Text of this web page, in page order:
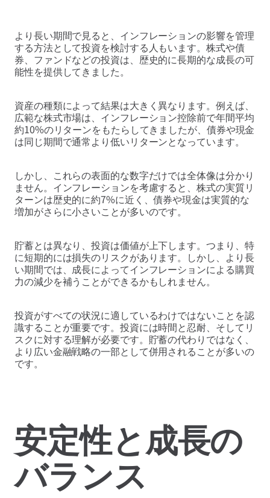
より長い期間で見ると、インフレーションの影響を管理
する方法として投資を検討する人もいます。株式や債
券、ファンドなどの投資は、歴史的に長期的な成長の可
能性を提供してきました。
資産の種類によって結果は大きく異なります。例えば、
広範な株式市場は、インフレーション控除前で年間平均
約10%のリターンをもたらしてきましたが、債券や現金
は同じ期間で通常より低いリターンとなっています。
しかし、これらの表面的な数字だけでは全体像は分かり
ません。インフレーションを考慮すると、株式の実質リ
ターンは歴史的に約7%に近く、債券や現金は実質的な
増加がさらに小さいことが多いのです。
貯蓄とは異なり、投資は価値が上下します。つまり、特
に短期的には損失のリスクがあります。しかし、より長
い期間では、成長によってインフレーションによる購買
力の減少を補うことができるかもしれません。
投資がすべての状況に適しているわけではないことを認
識することが重要です。投資には時間と忍耐、そしてリ
スクに対する理解が必要です。貯蓄の代わりではなく、
より広い金融戦略の一部として併用されることが多いの
です。
安定性と成長の
バランス